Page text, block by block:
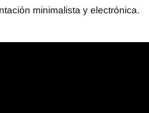
minimalista y electrónica.